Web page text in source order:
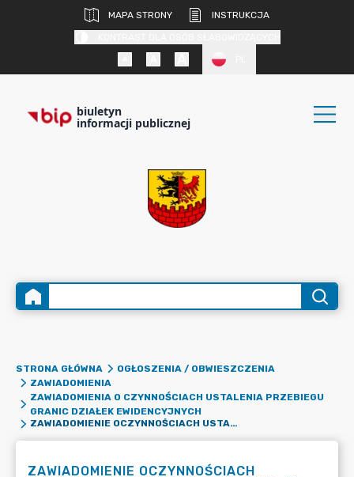
MAPA STRONY
INSTRUKCJA
biuletyn
informacji publicznej
STRONA GŁÓWNA
OGŁOSZENIA / OBWIESZCZENIA
ZAWIADOMIENIA
ZAWIADOMIENIA O CZYNNOŚCIACH USTALENIA PRZEBIEGU
GRANIC DZIAŁEK EWIDENCYJNYCH
ZAWIADOMIENIE OCZYNNOŚCIACH USTALENIA PRZEBIEGU GRANIC DZIAŁKI EWIDENCYJNEJ NR 202 OBRĘB TARKOWO DOLNE GMINA NOWA WIEŚ WIELKA
ZAWIADOMIENIE OCZYNNOŚCIACH